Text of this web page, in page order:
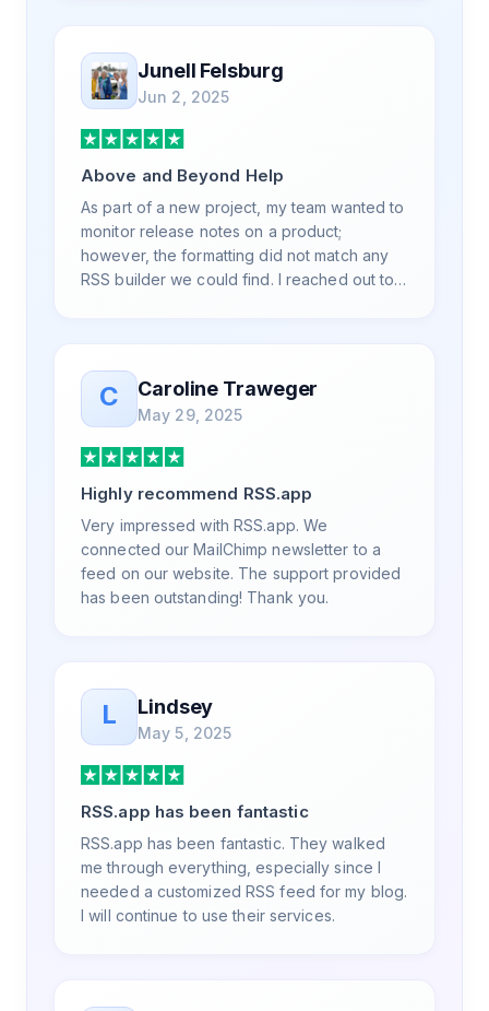
your RSS feed needs. Our trucking news
hub website couldn't work without it. Thank
you.
Junell Felsburg
Jun 2, 2025
Above and Beyond Help
As part of a new project, my team wanted to
monitor release notes on a product;
however, the formatting did not match any
RSS builder we could find. I reached out to
was knowledgeable, kind, and clearly
wanted to understand the issue. It has been
a few weeks, but after many revisions and
direct support, all of my release notes are in
a way that my users understand and find
value in. Honestly, it has been an
exceptional experience, and I will be
pushing everyone I know to RSS.app for
their RSS needs.
C Caroline Traweger
May 29, 2025
Highly recommend RSS.app
Very impressed with RSS.app. We
connected our MailChimp newsletter to a
feed on our website. The support provided
has been outstanding! Thank you.
L Lindsey
May 5, 2025
RSS.app has been fantastic
RSS.app has been fantastic. They walked
me through everything, especially since I
needed a customized RSS feed for my blog.
I will continue to use their services.